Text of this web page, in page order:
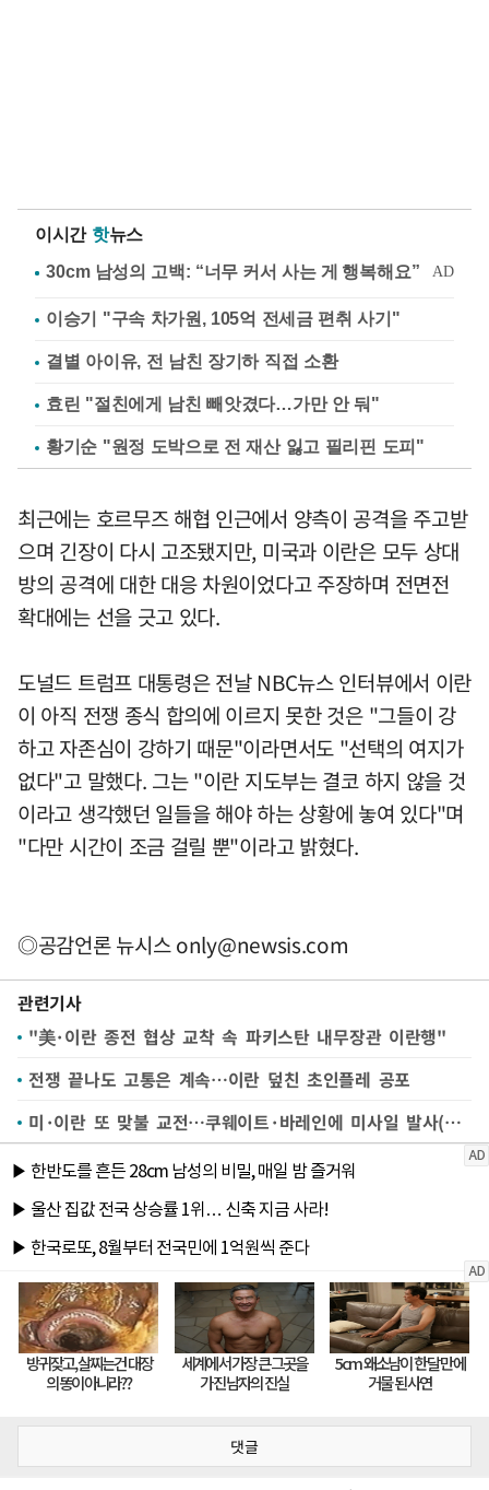
이시간 핫뉴스
이승기 "구속 차가원, 105억 전세금 편취 사기"
결별 아이유, 전 남친 장기하 직접 소환
효린 "절친에게 남친 빼앗겼다…가만 안 둬"
황기순 "원정 도박으로 전 재산 잃고 필리핀 도피"
최근에는 호르무즈 해협 인근에서 양측이 공격을 주고받
으며 긴장이 다시 고조됐지만, 미국과 이란은 모두 상대
방의 공격에 대한 대응 차원이었다고 주장하며 전면전
확대에는 선을 긋고 있다.
도널드 트럼프 대통령은 전날 NBC뉴스 인터뷰에서 이란
이 아직 전쟁 종식 합의에 이르지 못한 것은 "그들이 강
하고 자존심이 강하기 때문"이라면서도 "선택의 여지가
없다"고 말했다. 그는 "이란 지도부는 결코 하지 않을 것
이라고 생각했던 일들을 해야 하는 상황에 놓여 있다"며
"다만 시간이 조금 걸릴 뿐"이라고 밝혔다.
◎공감언론 뉴시스only@newsis.com
관련기사
"美·이란 종전 협상 교착 속 파키스탄 내무장관 이란행"
전쟁 끝나도 고통은 계속…이란 덮친 초인플레 공포
미·이란 또 맞불 교전…쿠웨이트·바레인에 미사일 발사(종합)
댓글